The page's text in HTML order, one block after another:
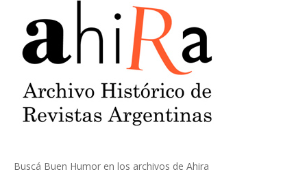
Buscá Buen Humor en los archivos de Ahira